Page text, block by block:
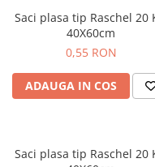
Alveole, tavi si ghivece
Folii si plase agricole
Materiale pentru solarii
Irigatii
Conducta apa
Tub picurare
Saci plasa tip Raschel 20 KG
40X60cm
0,55 RON
ADAUGA IN COS
Saci plasa tip Raschel 20 KG